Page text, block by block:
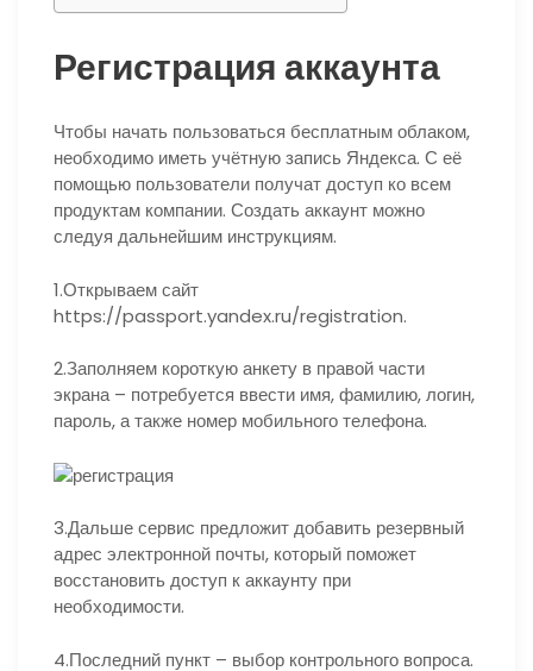
Регистрация аккаунта
Чтобы начать пользоваться бесплатным облаком,
необходимо иметь учётную запись Яндекса. С её
помощью пользователи получат доступ ко всем
продуктам компании. Создать аккаунт можно
следуя дальнейшим инструкциям.
1.Открываем сайт
https://passport.yandex.ru/registration.
2.Заполняем короткую анкету в правой части
экрана – потребуется ввести имя, фамилию, логин,
пароль, а также номер мобильного телефона.
3.Дальше сервис предложит добавить резервный
адрес электронной почты, который поможет
восстановить доступ к аккаунту при
необходимости.
4.Последний пункт – выбор контрольного вопроса.